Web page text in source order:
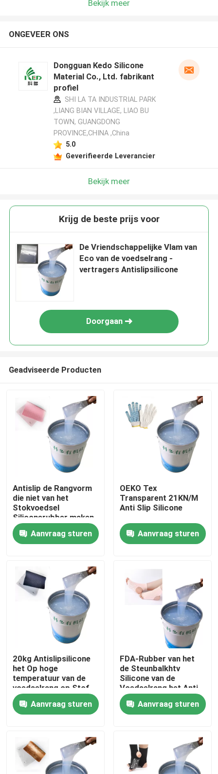
Thuis
Over ons
Producten
Silicone Rubberinkt
Het Siliconeinkt van de het schermdruk
In reliëf makende Siliconeinkt
Vloeibaar Vormend Silicone
De Drukinkt van de hitteoverdracht
Bekijk meer
ONGEVEER ONS
Dongguan Kedo Silicone
Material Co., Ltd. fabrikant
profiel
SHI LA TA INDUSTRIAL PARK
,LIANG BIAN VILLAGE, LIAO BU
TOWN, GUANGDONG
PROVINCE,CHINA ,China
5.0
Geverifieerde Leverancier
Bekijk meer
Krijg de beste prijs voor
De Vriendschappelijke Vlam van
Eco van de voedselrang -
vertragers Antislipsilicone
Doorgaan
Geadviseerde Producten
Antislip de Rangvorm
die niet van het
Stokvoedsel
Siliconerubber maken
Aanvraag sturen
OEKO Tex
Transparent 21KN/M
Anti Slip Silicone
Aanvraag sturen
20kg Antislipsilicone
het Op hoge
temperatuur van de
voedselrang op Stof
Aanvraag sturen
FDA-Rubber van het
de Steunbalkhtv
Silicone van de
Voedselrang het Anti
Aanvraag sturen